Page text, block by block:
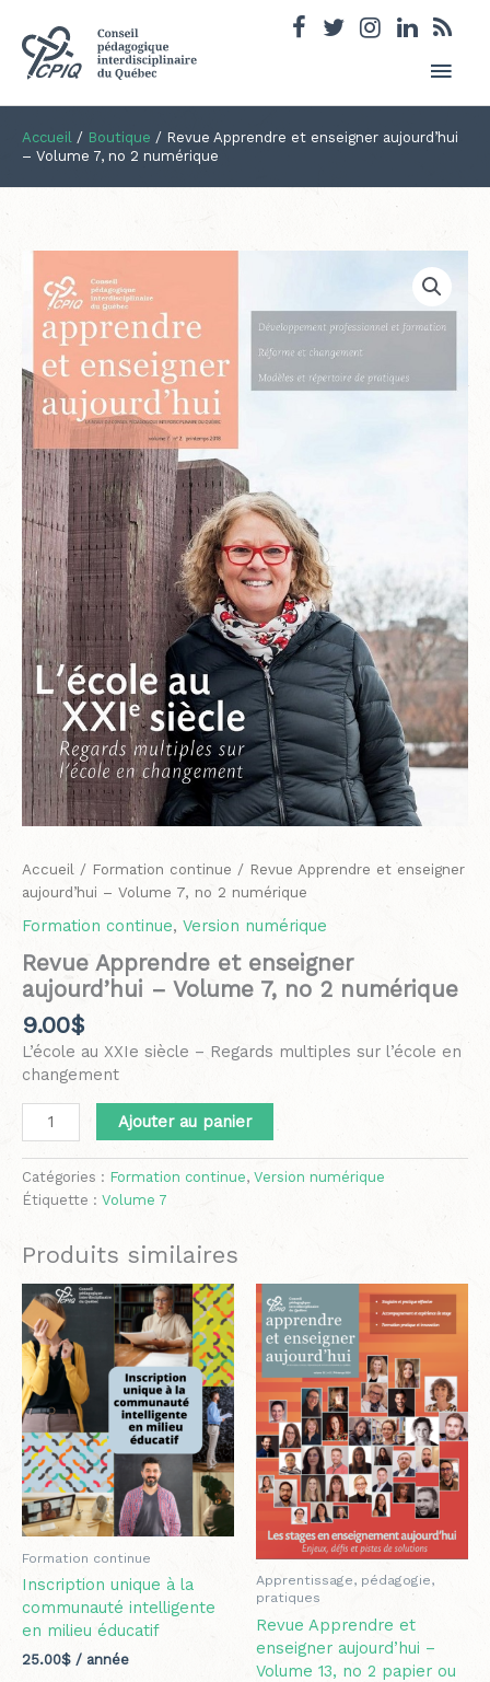
Accueil / Boutique / Revue Apprendre et enseigner aujourd’hui
– Volume 7, no 2 numérique
Accueil / Formation continue / Revue Apprendre et enseigner
aujourd’hui – Volume 7, no 2 numérique
Formation continue, Version numérique
Revue Apprendre et enseigner
aujourd’hui – Volume 7, no 2 numérique
9.00$
L’école au XXIe siècle – Regards multiples sur l’école en
changement
Revue
Apprendre
enseigner
aujourd'hui
-
Volume
7,
no
2
numérique
Ajouter au panier
Catégories : Formation continue, Version numérique
Étiquette : Volume 7
Produits similaires
Formation continue
Inscription unique à la
communauté intelligente
en milieu éducatif
25.00$ / année
Apprentissage, pédagogie,
pratiques
Revue Apprendre et
enseigner aujourd’hui –
Volume 13, no 2 papier ou
Plage
de
prix :
à
21.50$
Ce
produit
a
plusieurs
Les
options
peuvent
être
choisies
sur
la
du